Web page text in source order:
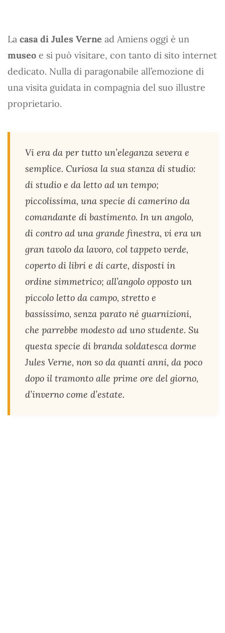
La casa di Jules Verne ad Amiens oggi è un
museo e si può visitare, con tanto di sito internet
dedicato. Nulla di paragonabile all’emozione di
una visita guidata in compagnia del suo illustre
proprietario.
Vi era da per tutto un’eleganza severa e
semplice. Curiosa la sua stanza di studio:
di studio e da letto ad un tempo;
piccolissima, una specie di camerino da
comandante di bastimento. In un angolo,
di contro ad una grande finestra, vi era un
gran tavolo da lavoro, col tappeto verde,
coperto di libri e di carte, disposti in
ordine simmetrico; all’angolo opposto un
piccolo letto da campo, stretto e
bassissimo, senza parato né guarnizioni,
che parrebbe modesto ad uno studente. Su
questa specie di branda soldatesca dorme
Jules Verne, non so da quanti anni, da poco
dopo il tramonto alle prime ore del giorno,
d’inverno come d’estate.